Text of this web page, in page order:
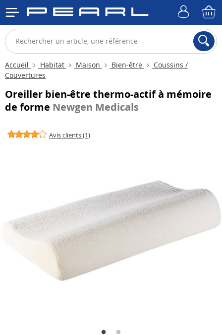
Accueil Habitat Maison Bien-être
Coussins /
Couvertures
Oreiller bien-être thermo-actif à mémoire
de forme Newgen Medicals
Avis clients (1)